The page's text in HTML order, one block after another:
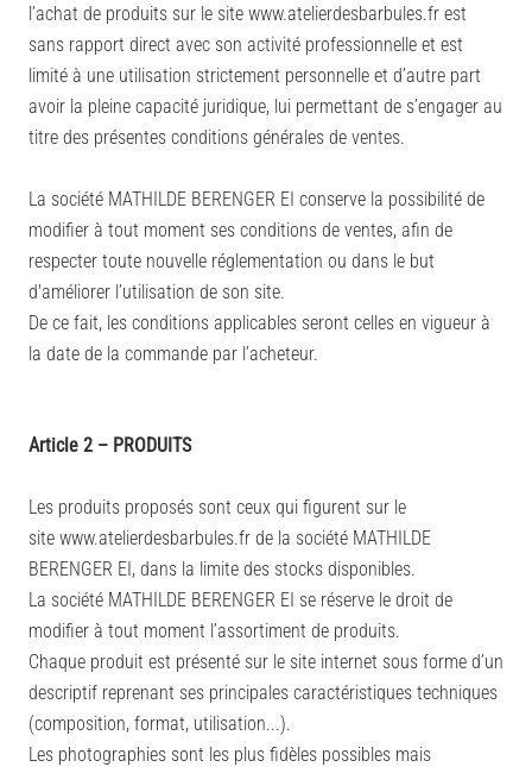
l’achat de produits sur le site www.atelierdesbarbules.fr est
sans rapport direct avec son activité professionnelle et est
limité à une utilisation strictement personnelle et d’autre part
avoir la pleine capacité juridique, lui permettant de s’engager au
titre des présentes conditions générales de ventes.
La société MATHILDE BERENGER EI conserve la possibilité de
modifier à tout moment ses conditions de ventes, afin de
respecter toute nouvelle réglementation ou dans le but
d'améliorer l’utilisation de son site.
De ce fait, les conditions applicables seront celles en vigueur à
la date de la commande par l’acheteur.
Article 2 – PRODUITS
Les produits proposés sont ceux qui figurent sur le
site www.atelierdesbarbules.fr de la société MATHILDE
BERENGER EI, dans la limite des stocks disponibles.
La société MATHILDE BERENGER EI se réserve le droit de
modifier à tout moment l’assortiment de produits.
Chaque produit est présenté sur le site internet sous forme d’un
descriptif reprenant ses principales caractéristiques techniques
(composition, format, utilisation...).
Les photographies sont les plus fidèles possibles mais